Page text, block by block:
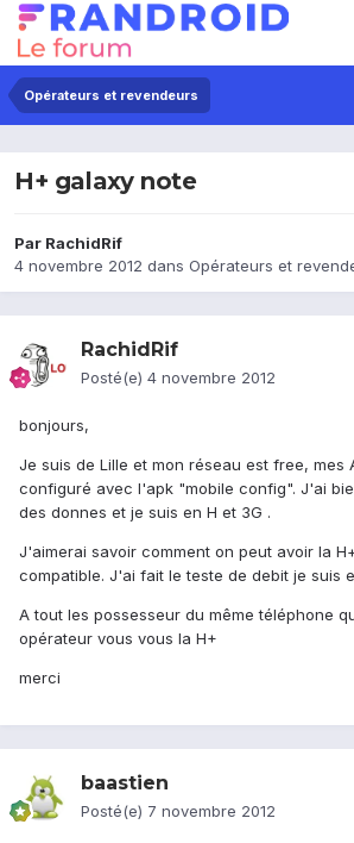
Opérateurs et revendeurs
H+ galaxy note
Par RachidRif
4 novembre 2012 dans Opérateurs et
RachidRif
Posté(e) 4 novembre 2012
bonjours,
Je suis de Lille et mon réseau est free, mes
configuré avec l'apk "mobile config". J'ai
des donnes et je suis en H et 3G .
J'aimerai savoir comment on peut avoir la
compatible. J'ai fait le teste de debit je suis
A tout les possesseur du même téléphone
opérateur vous vous la H+
merci
baastien
Posté(e) 7 novembre 2012